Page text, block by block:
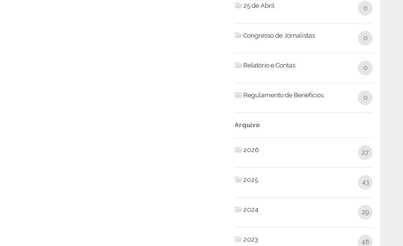
25 de Abril 0
Congresso de Jornalistas 0
Relatório e Contas 0
Regulamento de Benefícios 0
Arquivo
2026 27
2025 43
2024 29
2023 48